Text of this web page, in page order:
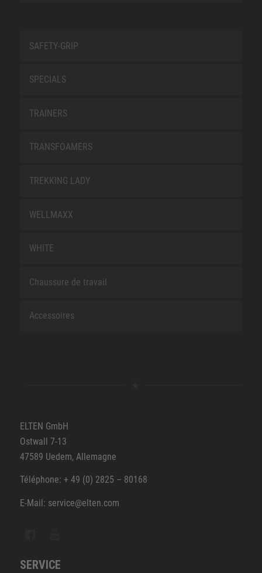
SAFETY-GRIP
SPECIALS
TRAINERS
TRANSFOAMERS
TREKKING LADY
WELLMAXX
WHITE
Chaussure de travail
Accessoires
ELTEN GmbH
Ostwall 7-13
47589 Uedem, Allemagne
Téléphone: + 49 (0) 2825 – 80168
E-Mail: service@elten.com
SERVICE